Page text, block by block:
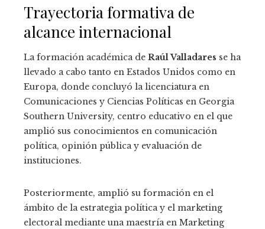
Trayectoria formativa de
alcance internacional
La formación académica de Raúl Valladares se ha
llevado a cabo tanto en Estados Unidos como en
Europa, donde concluyó la licenciatura en
Comunicaciones y Ciencias Políticas en Georgia
Southern University, centro educativo en el que
amplió sus conocimientos en comunicación
política, opinión pública y evaluación de
instituciones.
Posteriormente, amplió su formación en el
ámbito de la estrategia política y el marketing
electoral mediante una maestría en Marketing